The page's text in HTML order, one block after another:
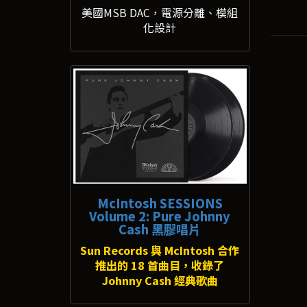
美國MSB DAC，電源分離、模組
化設計
McIntosh SESSIONS
Volume 2: Pure Johnny
Cash 黑膠唱片
Sun Records 與 McIntosh 合作
推出的 18 首曲目，收錄了
Johnny Cash 經典歌曲